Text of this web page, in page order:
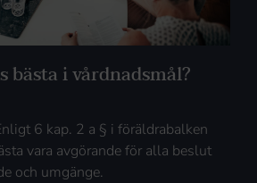
bästa i vårdnadsmål?
6 kap. 2 a § i föräldrabalken
vara avgörande för alla beslut
och umgänge.